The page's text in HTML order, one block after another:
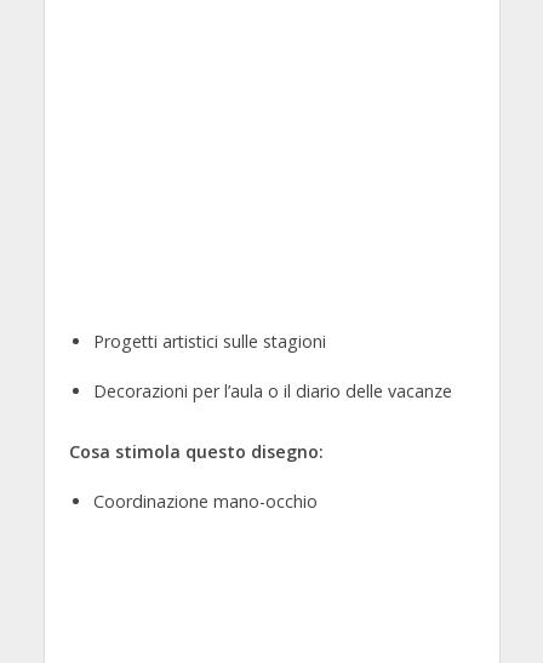
Progetti artistici sulle stagioni
Decorazioni per l’aula o il diario delle vacanze
Cosa stimola questo disegno:
Coordinazione mano-occhio